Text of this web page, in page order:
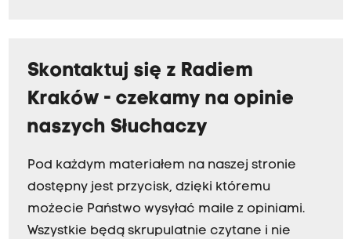
Skontaktuj się z Radiem
Kraków - czekamy na opinie
naszych Słuchaczy
Pod każdym materiałem na naszej stronie
dostępny jest przycisk, dzięki któremu
możecie Państwo wysyłać maile z opiniami.
Wszystkie będą skrupulatnie czytane i nie